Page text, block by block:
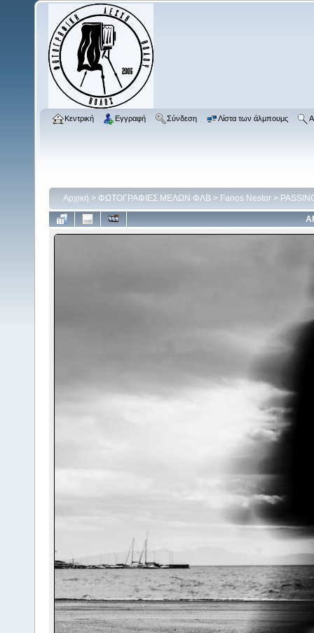
Κεντρική Εγγραφή Σύνδεση Λίστα των άλμπουμς
Αρχική > ΦΩΤΟΓΡΑΦΙΕΣ ΜΕΛΩΝ ΦΛΒ > Fanos Nestor >